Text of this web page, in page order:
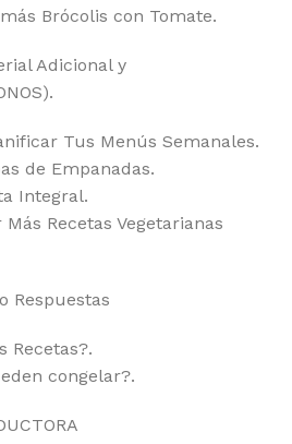
Brócolis con Tomate.
Adicional y
Tus Menús Semanales.
de Empanadas.
Integral.
Recetas Vegetarianas
Respuestas
Recetas?.
congelar?.